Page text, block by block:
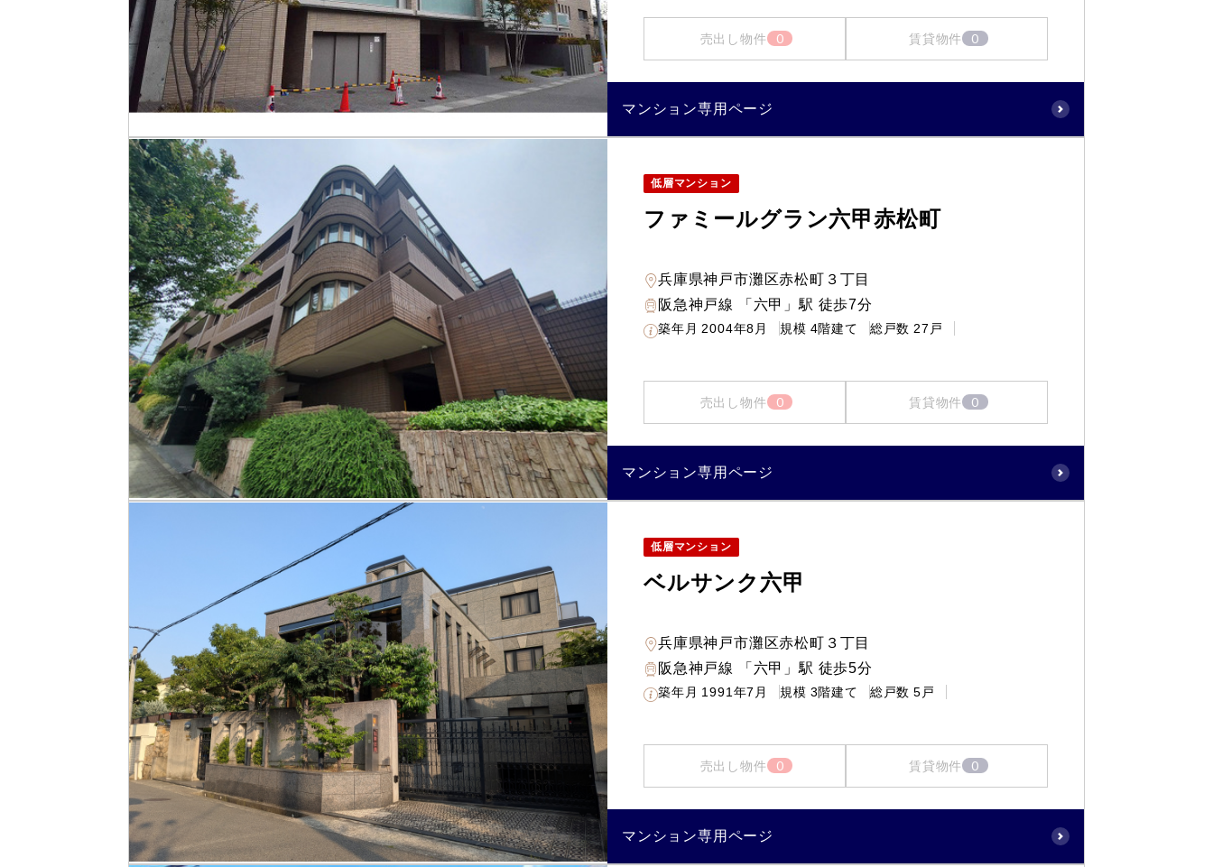
売出し物件 0 賃貸物件 0
マンション専用ページ
低層マンション
ファミールグラン六甲赤松町
兵庫県神戸市灘区赤松町３丁目
阪急神戸線 「六甲」駅 徒歩7分
築年月 2004年8月 規模 4階建て 総戸数 27戸
売出し物件 0 賃貸物件 0
マンション専用ページ
低層マンション
ベルサンク六甲
兵庫県神戸市灘区赤松町３丁目
阪急神戸線 「六甲」駅 徒歩5分
築年月 1991年7月 規模 3階建て 総戸数 5戸
売出し物件 0 賃貸物件 0
マンション専用ページ